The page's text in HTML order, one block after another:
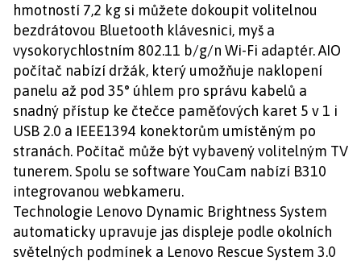
hmotností 7,2 kg si můžete dokoupit volitelnou
bezdrátovou Bluetooth klávesnici, myš a
vysokorychlostním 802.11 b/g/n Wi-Fi adaptér. AIO
počítač nabízí držák, který umožňuje naklopení
panelu až pod 35° úhlem pro správu kabelů a
snadný přístup ke čtečce paměťových karet 5 v 1 i
USB 2.0 a IEEE1394 konektorům umístěným po
stranách. Počítač může být vybavený volitelným TV
tunerem. Spolu se software YouCam nabízí B310
integrovanou webkameru.
Technologie Lenovo Dynamic Brightness System
automaticky upravuje jas displeje podle okolních
světelných podmínek a Lenovo Rescue System 3.0